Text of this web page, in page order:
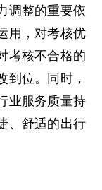
调整的重要依
用，对考核优
考核不合格的
到位。同时，
业服务质量持
、舒适的出行